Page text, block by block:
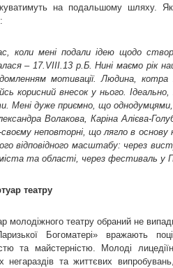
на подальшому шляху.
коли мені подали ідею щодо
– 17. VIII.13 р.Б. Нині маємо рік
мотивації. Людина,
корисний внесок у нього.
Мені дуже приємно, що
Волакова, Каріна Алієва-
неповторні, що лягло в
відповідного масштабу: через
та області, через фестиваль у
театру
молодіжного театру обраний не
Богоматері» вражають
та майстерністю. Молоді лицедії
негараздів тажиттєвих